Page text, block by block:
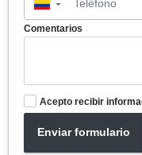
▼
Comentarios
Acepto recibir
Enviar formulario